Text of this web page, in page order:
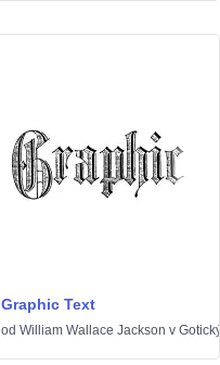
Graphic Text
od William Wallace Jackson v